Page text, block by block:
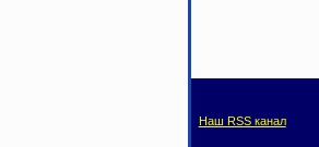
Наш RSS канал